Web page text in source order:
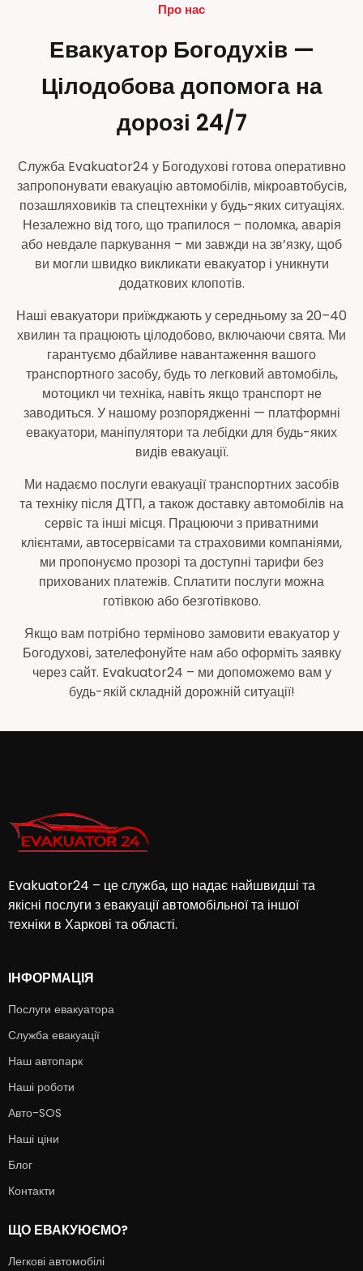
Про нас
Евакуатор Богодухів —
Цілодобова допомога на
дорозі 24/7
Служба Evakuator24 у Богодухові готова оперативно
запропонувати евакуацію автомобілів, мікроавтобусів,
позашляховиків та спецтехніки у будь-яких ситуаціях.
Незалежно від того, що трапилося – поломка, аварія
або невдале паркування – ми завжди на зв’язку, щоб
ви могли швидко викликати евакуатор і уникнути
додаткових клопотів.
Наші евакуатори приїжджають у середньому за 20–40
хвилин та працюють цілодобово, включаючи свята. Ми
гарантуємо дбайливе навантаження вашого
транспортного засобу, будь то легковий автомобіль,
мотоцикл чи техніка, навіть якщо транспорт не
заводиться. У нашому розпорядженні — платформні
евакуатори, маніпулятори та лебідки для будь-яких
видів евакуації.
Ми надаємо послуги евакуації транспортних засобів
та техніку після ДТП, а також доставку автомобілів на
сервіс та інші місця. Працюючи з приватними
клієнтами, автосервісами та страховими компаніями,
ми пропонуємо прозорі та доступні тарифи без
прихованих платежів. Сплатити послуги можна
готівкою або безготівково.
Якщо вам потрібно терміново замовити евакуатор у
Богодухові, зателефонуйте нам або оформіть заявку
через сайт. Evakuator24 – ми допоможемо вам у
будь-якій складній дорожній ситуації!
Evakuator24 – це служба, що надає найшвидші та
якісні послуги з евакуації автомобільної та іншої
техніки в Харкові та області.
ІНФОРМАЦІЯ
Послуги евакуатора
Служба евакуації
Наш автопарк
Наші роботи
Авто-SOS
Наші ціни
Блог
Контакти
ЩО ЕВАКУЮЄМО?
Легкові автомобілі